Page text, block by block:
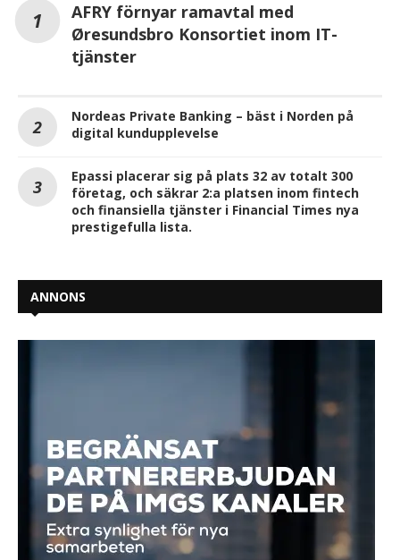
AFRY förnyar ramavtal med
Øresundsbro Konsortiet inom IT-
tjänster
Nordeas Private Banking – bäst i Norden på
digital kundupplevelse
Epassi placerar sig på plats 32 av totalt 300
företag, och säkrar 2:a platsen inom fintech
och finansiella tjänster i Financial Times nya
prestigefulla lista.
ANNONS